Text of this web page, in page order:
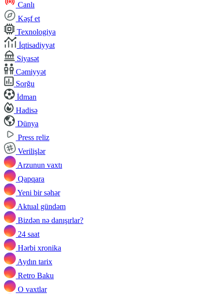
Canlı
Kəşf et
Texnologiya
İqtisadiyyat
Siyasət
Cəmiyyət
Sorğu
İdman
Hadisə
Dünya
Press reliz
Verilişlər
Arzunun vaxtı
Qapqara
Yeni bir səhər
Aktual gündəm
Bizdən nə danışırlar?
24 saat
Hərbi xronika
Aydın tarix
Retro Baku
O vaxtlar